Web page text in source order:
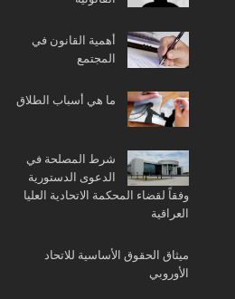
أهمية القانون في
المجتمع
ما هي أسباب الطلاق
شرط المصلحة في
الدعوى الدستورية
وفقاً لقضاء المحكمة الاتحادية العليا
العراقية
ميثاق الحقوق الأساسية للاتحاد
الأوروبي